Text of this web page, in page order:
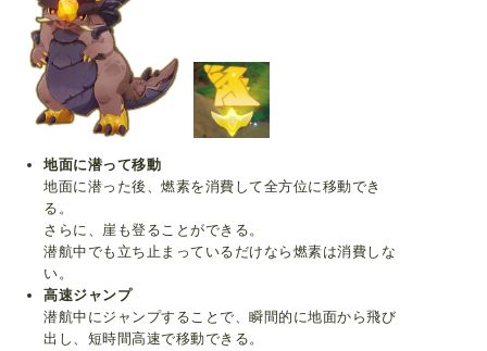
地面に潜って移動
地面に潜った後、燃素を消費して全方位に移動でき
る。
さらに、崖も登ることができる。
潜航中でも立ち止まっているだけなら燃素は消費しな
い。
高速ジャンプ
潜航中にジャンプすることで、瞬間的に地面から飛び
出し、短時間高速で移動できる。